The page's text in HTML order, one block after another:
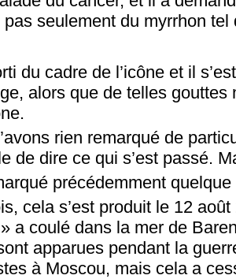
seulement du myrrhon tel
du cadre de l’icône et il
alors que de telles gouttes
rien remarqué de
de dire ce qui s’est passé.
précédemment
cela s’est produit le 12
a coulé dans la mer de
apparues pendant la
à Moscou, mais cela a